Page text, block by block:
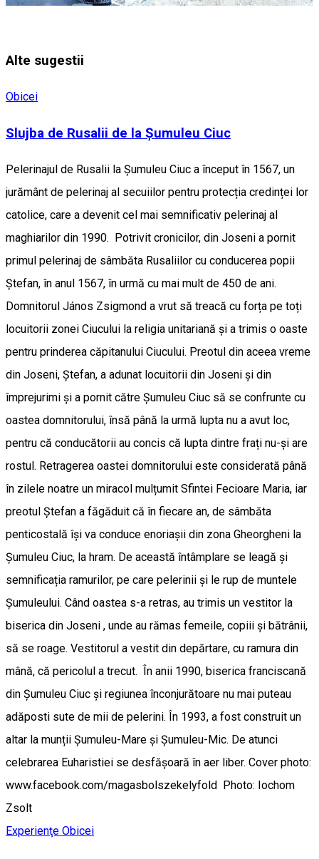
Alte sugestii
Obicei
Slujba de Rusalii de la Şumuleu Ciuc
Pelerinajul de Rusalii la Șumuleu Ciuc a început în 1567, un
jurământ de pelerinaj al secuiilor pentru protecția credinței lor
catolice, care a devenit cel mai semnificativ pelerinaj al
maghiarilor din 1990. Potrivit cronicilor, din Joseni a pornit
primul pelerinaj de sâmbăta Rusaliilor cu conducerea popii
Ștefan, în anul 1567, în urmă cu mai mult de 450 de ani.
Domnitorul János Zsigmond a vrut să treacă cu forța pe toți
locuitorii zonei Ciucului la religia unitariană și a trimis o oaste
pentru prinderea căpitanului Ciucului. Preotul din aceea vreme
din Joseni, Ștefan, a adunat locuitorii din Joseni și din
împrejurimi și a pornit către Șumuleu Ciuc să se confrunte cu
oastea domnitorului, însă până la urmă lupta nu a avut loc,
pentru că conducătorii au concis că lupta dintre frați nu-și are
rostul. Retragerea oastei domnitorului este considerată până
în zilele noatre un miracol mulțumit Sfintei Fecioare Maria, iar
preotul Ștefan a făgăduit că în fiecare an, de sâmbăta
penticostală își va conduce enoriașii din zona Gheorgheni la
Șumuleu Ciuc, la hram. De această întâmplare se leagă și
semnificația ramurilor, pe care pelerinii și le rup de muntele
Șumuleului. Când oastea s-a retras, au trimis un vestitor la
biserica din Joseni , unde au rămas femeile, copiii și bătrânii,
să se roage. Vestitorul a vestit din depărtare, cu ramura din
mână, că pericolul a trecut. În anii 1990, biserica franciscană
din Șumuleu Ciuc și regiunea înconjurătoare nu mai puteau
adăposti sute de mii de pelerini. În 1993, a fost construit un
altar la munții Șumuleu-Mare și Șumuleu-Mic. De atunci
celebrarea Euharistiei se desfășoară în aer liber. Cover photo:
www.facebook.com/magasbolszekelyfold Photo: Iochom
Zsolt
Experienţe Obicei